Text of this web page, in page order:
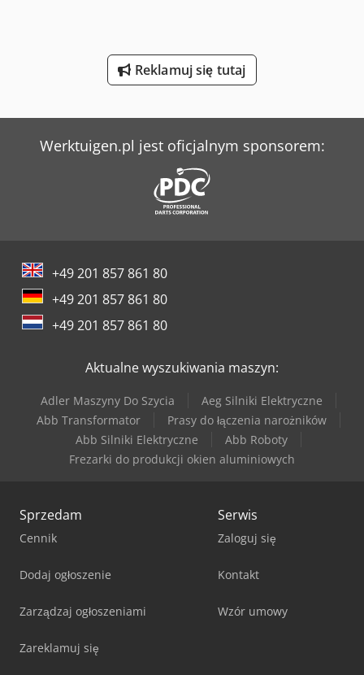
Reklamuj się tutaj
Werktuigen.pl jest oficjalnym sponsorem:
+49 201 857 861 80
+49 201 857 861 80
+49 201 857 861 80
Aktualne wyszukiwania maszyn:
Adler Maszyny Do Szycia
Aeg Silniki Elektryczne
Abb Transformator
Prasy do łączenia narożników
Abb Silniki Elektryczne
Abb Roboty
Frezarki do produkcji okien aluminiowych
Sprzedam
Cennik
Dodaj ogłoszenie
Zarządzaj ogłoszeniami
Zareklamuj się
Serwis
Zaloguj się
Kontakt
Wzór umowy